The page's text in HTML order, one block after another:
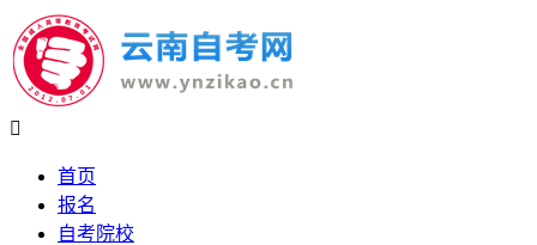

首页
报名
自考院校